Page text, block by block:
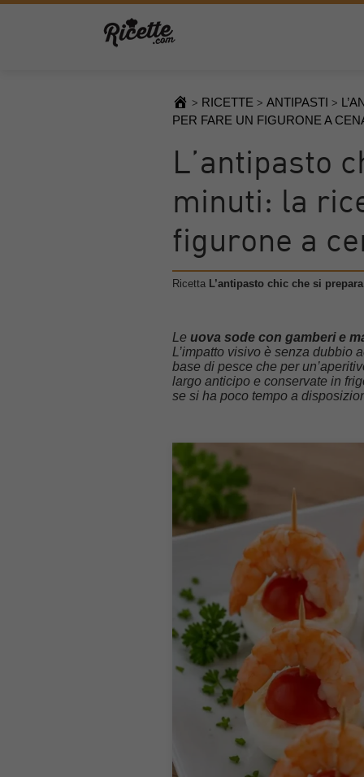
> RICETTE > ANTIPASTI >
PER FARE UN FIGURONE A
L’antipasto
minuti: la
figurone a
Ricetta L’antipasto chic che si
Le uova sode con gamberi e
L’impatto visivo è senza dubbio
base di pesce che per
largo anticipo e conservate in
se si ha poco tempo a